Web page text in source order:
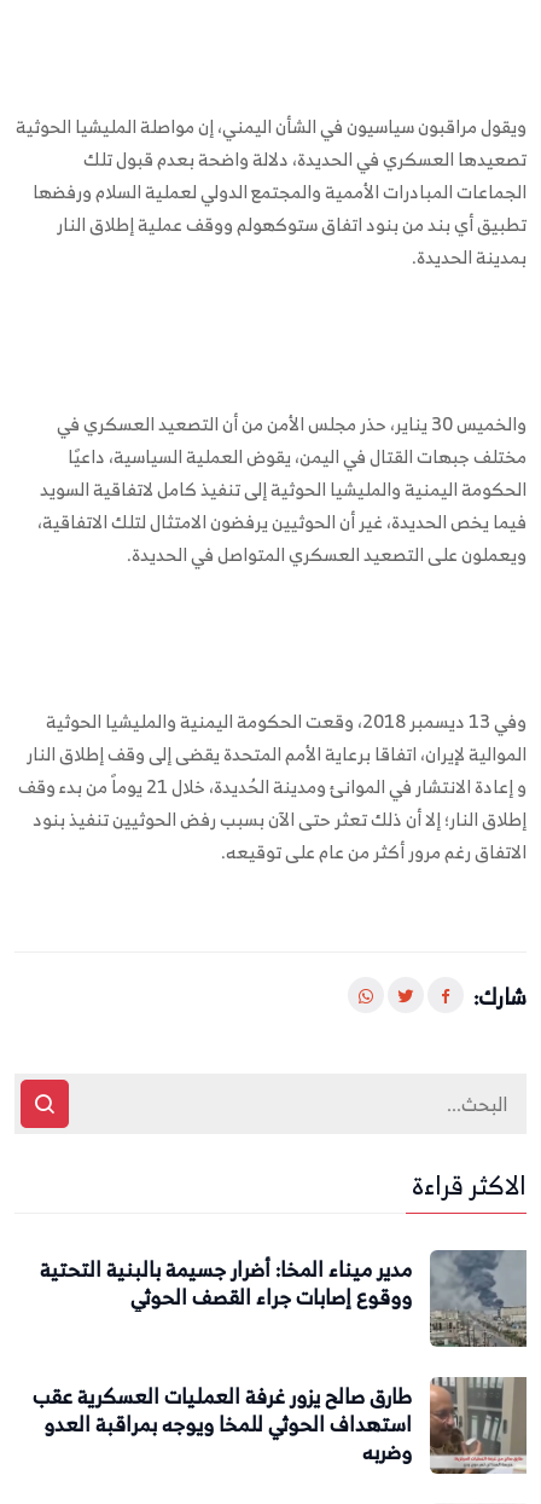
ويقول مراقبون سياسيون في الشأن اليمني، إن مواصلة المليشيا الحوثية
تصعيدها العسكري في الحديدة، دلالة واضحة بعدم قبول تلك
الجماعات المبادرات الأممية والمجتمع الدولي لعملية السلام ورفضها
تطبيق أي بند من بنود اتفاق ستوكهولم ووقف عملية إطلاق النار
بمدينة الحديدة.
والخميس 30 يناير، حذر مجلس الأمن من أن التصعيد العسكري في
مختلف جبهات القتال في اليمن، يقوض العملية السياسية، داعيًا
الحكومة اليمنية والمليشيا الحوثية إلى تنفيذ كامل لاتفاقية السويد
فيما يخص الحديدة، غير أن الحوثيين يرفضون الامتثال لتلك الاتفاقية،
ويعملون على التصعيد العسكري المتواصل في الحديدة.
وفي 13 ديسمبر 2018، وقعت الحكومة اليمنية والمليشيا الحوثية
الموالية لإيران، اتفاقا برعاية الأمم المتحدة يقضى إلى وقف إطلاق النار
و إعادة الانتشار في الموانئ ومدينة الحُديدة، خلال 21 يوماً من بدء وقف
إطلاق النار؛ إلا أن ذلك تعثر حتى الآن بسبب رفض الحوثيين تنفيذ بنود
الاتفاق رغم مرور أكثر من عام على توقيعه.
شارك:
الاكثر قراءة
مدير ميناء المخا: أضرار جسيمة بالبنية التحتية
ووقوع إصابات جراء القصف الحوثي
طارق صالح يزور غرفة العمليات العسكرية عقب
استهداف الحوثي للمخا ويوجه بمراقبة العدو
وضربه